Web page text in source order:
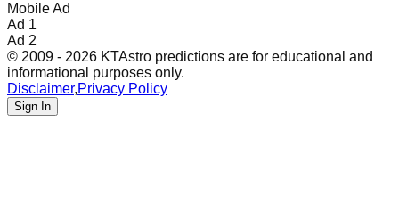
Mobile Ad
Ad 1
Ad 2
© 2009 - 2026 KTAstro predictions are for educational and
informational purposes only.
Disclaimer,Privacy Policy
Sign In